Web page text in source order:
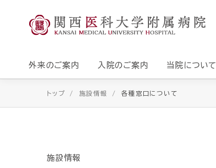
外来のご案内 入院のご案内 当院について
トップ 施設情報 各種窓口について
施設情報